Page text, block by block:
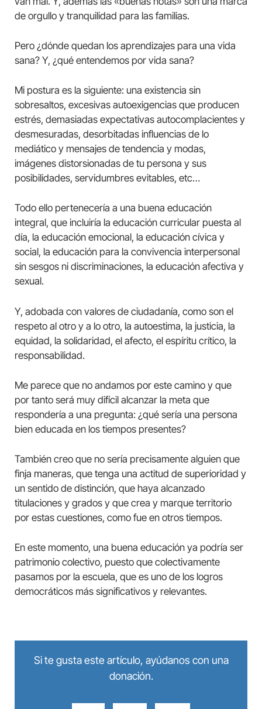
de orgullo y tranquilidad para las familias.
Pero ¿dónde quedan los aprendizajes para una vida
sana? Y, ¿qué entendemos por vida sana?
Mi postura es la siguiente: una existencia sin
sobresaltos, excesivas autoexigencias que producen
estrés, demasiadas expectativas autocomplacientes y
desmesuradas, desorbitadas influencias de lo
mediático y mensajes de tendencia y modas,
imágenes distorsionadas de tu persona y sus
posibilidades, servidumbres evitables, etc…
Todo ello pertenecería a una buena educación
integral, que incluiría la educación curricular puesta al
día, la educación emocional, la educación cívica y
social, la educación para la convivencia interpersonal
sin sesgos ni discriminaciones, la educación afectiva y
sexual.
Y, adobada con valores de ciudadanía, como son el
respeto al otro y a lo otro, la autoestima, la justicia, la
equidad, la solidaridad, el afecto, el espíritu crítico, la
responsabilidad.
Me parece que no andamos por este camino y que
por tanto será muy difícil alcanzar la meta que
respondería a una pregunta: ¿qué sería una persona
bien educada en los tiempos presentes?
También creo que no sería precisamente alguien que
finja maneras, que tenga una actitud de superioridad y
un sentido de distinción, que haya alcanzado
titulaciones y grados y que crea y marque territorio
por estas cuestiones, como fue en otros tiempos.
En este momento, una buena educación ya podría ser
patrimonio colectivo, puesto que colectivamente
pasamos por la escuela, que es uno de los logros
democráticos más significativos y relevantes.
Si te gusta este artículo, ayúdanos con una
donación.